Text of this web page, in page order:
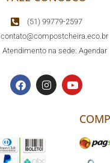
(51) 99779-2597
contato@compostcheira.eco.br
Atendimento na sede: Agendar